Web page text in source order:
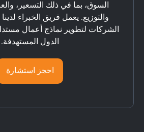
السوق، بما في ذلك التسعير،
والتوزيع. يعمل فريق الخبراء
الشركات لتطوير نماذج أعمال
الدول المستهدفة.
احجز استشارة